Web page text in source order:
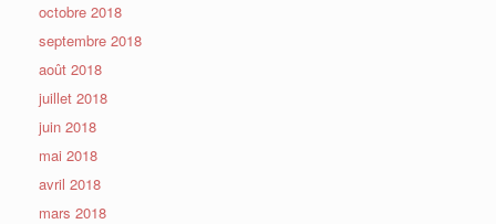
octobre 2018
septembre 2018
août 2018
juillet 2018
juin 2018
mai 2018
avril 2018
mars 2018